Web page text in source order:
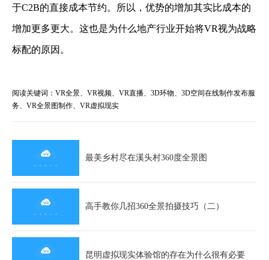
于C2B的直接成本节约。所以，优势的增加其实比成本的
增加更多更大。这也是为什么地产行业开始将VR视为战略
标配的原因。
阅读关键词：VR全景、VR视频、VR直播、3D环物、3D空间在线制作发布服
务、VR全景图制作、VR虚拟现实
最美乡村尽在溪头村360度全景图
高手教你几招360全景拍摄技巧（二）
昆明虚拟现实体验馆的存在为什么很有必要